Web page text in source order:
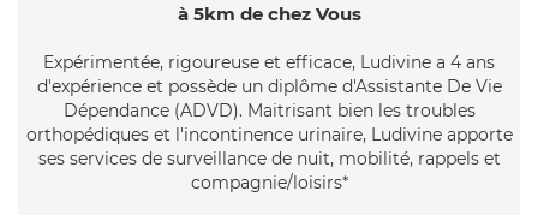
à 5km de chez Vous
Expérimentée, rigoureuse et efficace, Ludivine a 4 ans
d'expérience et possède un diplôme d'Assistante De Vie
Dépendance (ADVD). Maitrisant bien les troubles
orthopédiques et l'incontinence urinaire, Ludivine apporte
ses services de surveillance de nuit, mobilité, rappels et
compagnie/loisirs*